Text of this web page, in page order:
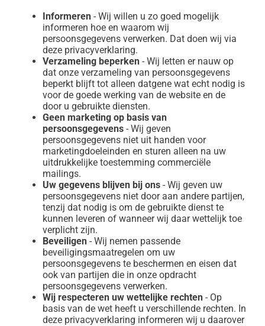
Informeren - Wij willen u zo goed mogelijk
informeren hoe en waarom wij
persoonsgegevens verwerken. Dat doen wij via
deze privacyverklaring.
Verzameling beperken - Wij letten er nauw op
dat onze verzameling van persoonsgegevens
beperkt blijft tot alleen datgene wat echt nodig is
voor de goede werking van de website en de
door u gebruikte diensten.
Geen marketing op basis van
persoonsgegevens - Wij geven
persoonsgegevens niet uit handen voor
marketingdoeleinden en sturen alleen na uw
uitdrukkelijke toestemming commerciële
mailings.
Uw gegevens blijven bij ons - Wij geven uw
persoonsgegevens niet door aan andere partijen,
tenzij dat nodig is om de gebruikte dienst te
kunnen leveren of wanneer wij daar wettelijk toe
verplicht zijn.
Beveiligen - Wij nemen passende
beveiligingsmaatregelen om uw
persoonsgegevens te beschermen en eisen dat
ook van partijen die in onze opdracht
persoonsgegevens verwerken.
Wij respecteren uw wettelijke rechten - Op
basis van de wet heeft u verschillende rechten. In
deze privacyverklaring informeren wij u daarover